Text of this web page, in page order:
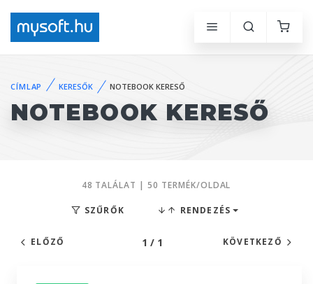
CÍMLAP KERESŐK NOTEBOOK KERESŐ
NOTEBOOK KERESŐ
48 TALÁLAT | 50 TERMÉK/OLDAL
SZŰRŐK RENDEZÉS
ELŐZŐ 1 / 1 KÖVETKEZŐ